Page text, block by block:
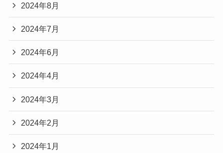
2024年8月
2024年7月
2024年6月
2024年4月
2024年3月
2024年2月
2024年1月